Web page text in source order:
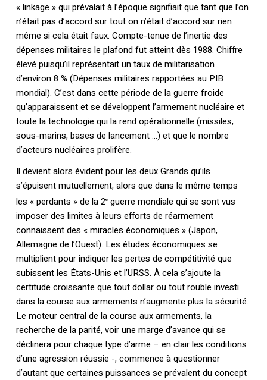
« linkage » qui prévalait à l’époque signifiait que tant que l’on
n’était pas d’accord sur tout on n’était d’accord sur rien
même si cela était faux. Compte-tenue de l’inertie des
dépenses militaires le plafond fut atteint dès 1988. Chiffre
élevé puisqu’il représentait un taux de militarisation
d’environ 8 % (Dépenses militaires rapportées au PIB
mondial). C’est dans cette période de la guerre froide
qu’apparaissent et se développent l’armement nucléaire et
toute la technologie qui la rend opérationnelle (missiles,
sous-marins, bases de lancement …) et que le nombre
d’acteurs nucléaires prolifère.
Il devient alors évident pour les deux Grands qu’ils
s’épuisent mutuellement, alors que dans le même temps
les « perdants » de la 2eguerre mondiale qui se sont vus
imposer des limites à leurs efforts de réarmement
connaissent des « miracles économiques » (Japon,
Allemagne de l’Ouest). Les études économiques se
multiplient pour indiquer les pertes de compétitivité que
subissent les États-Unis et l’URSS. À cela s’ajoute la
certitude croissante que tout dollar ou tout rouble investi
dans la course aux armements n’augmente plus la sécurité.
Le moteur central de la course aux armements, la
recherche de la parité, voir une marge d’avance qui se
déclinera pour chaque type d’arme – en clair les conditions
d’une agression réussie -, commence à questionner
d’autant que certaines puissances se prévalent du concept